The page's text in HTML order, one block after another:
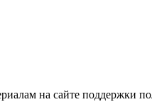
на сайте поддержки